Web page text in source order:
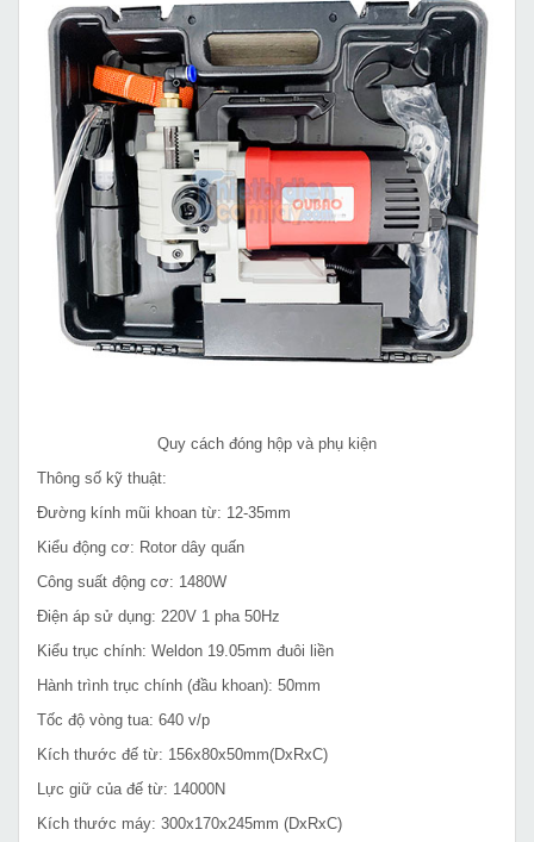
Quy cách đóng hộp và phụ kiện
Thông số kỹ thuật:
Đường kính mũi khoan từ: 12-35mm
Kiểu động cơ: Rotor dây quấn
Công suất động cơ: 1480W
Điện áp sử dụng: 220V 1 pha 50Hz
Kiểu trục chính: Weldon 19.05mm đuôi liền
Hành trình trục chính (đầu khoan): 50mm
Tốc độ vòng tua: 640 v/p
Kích thước đế từ: 156x80x50mm(DxRxC)
Lực giữ của đế từ: 14000N
Kích thước máy: 300x170x245mm (DxRxC)